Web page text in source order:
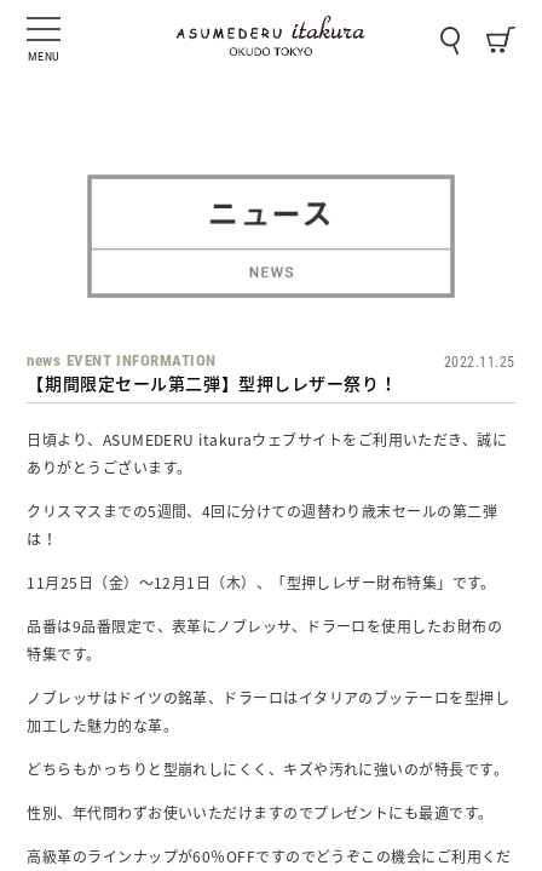
MENU
news EVENT INFORMATION
【期間限定セール第二弾】型押しレザー祭り！
2022.11.25
日頃より、ASUMEDERU itakuraウェブサイトをご利用いただき、誠に
ありがとうございます。
クリスマスまでの5週間、4回に分けての週替わり歳末セールの第二弾
は！
11月25日（金）～12月1日（木）、「型押しレザー財布特集」です。
品番は9品番限定で、表革にノブレッサ、ドラーロを使用したお財布の
特集です。
ノブレッサはドイツの銘革、ドラーロはイタリアのブッテーロを型押し
加工した魅力的な革。
どちらもかっちりと型崩れしにくく、キズや汚れに強いのが特長です。
性別、年代問わずお使いいただけますのでプレゼントにも最適です。
高級革のラインナップが60％OFFですのでどうぞこの機会にご利用くだ